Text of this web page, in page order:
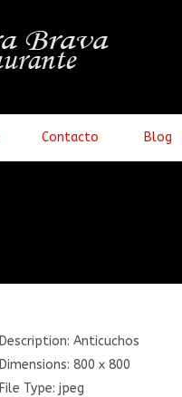
Contacto Blog
Description: Anticuchos
Dimensions: 800 x 800
File Type: jpeg